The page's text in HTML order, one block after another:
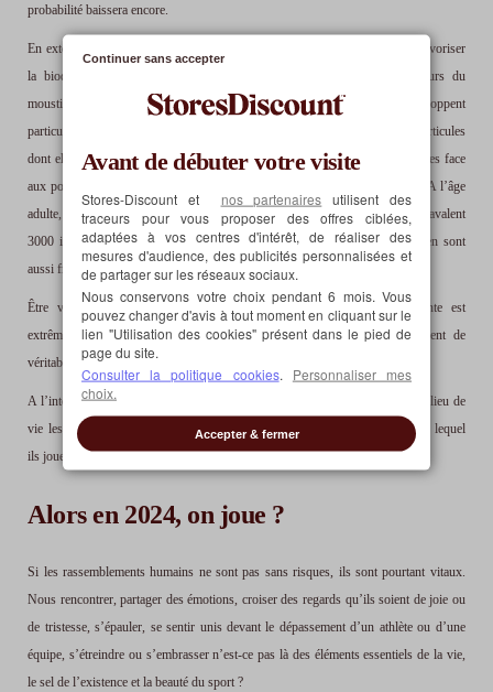
probabilité baissera encore.
En extérieur, des mesures simples peuvent être redoutablement efficaces. Favoriser
la biodiversité de l’environnement proche, c’est aussi attirer les prédateurs du
moustique, et ils sont nombreux ! Les larves de moustique se développent
particulièrement bien dans les eaux stagnantes où elles trouvent des microparticules
dont elles se nourrissent. Mais dans cet environnement, elles sont vulnérables face
aux poissons et aux libellules notamment qui en font volontiers leur repas. A l’âge
adulte, les moustiques sont au menu des hirondelles et des martinets qui avalent
3000 insectes par jour. Les chauves-souris, les grenouilles, les crapauds en sont
aussi friands.
Être vigilant quant à l’assèchement des différents sites d’eau stagnante est
extrêmement important, faute de quoi ces points d’eau croupie deviennent de
véritables paradis propices à la reproduction des moustiques.
A l’intérieur, l’installation d’une
du lieu de
vie les empêchera efficacement d’entrer, sans impact sur l’écosystème dans lequel
ils jouent un rôle non négligeable.
Alors en 2024, on joue ?
Si les rassemblements humains ne sont pas sans risques, ils sont pourtant vitaux.
Nous rencontrer, partager des émotions, croiser des regards qu’ils soient de joie ou
de tristesse, s’épauler, se sentir unis devant le dépassement d’un athlète ou d’une
équipe, s’étreindre ou s’embrasser n’est-ce pas là des éléments essentiels de la vie,
le sel de l’existence et la beauté du sport ?
Avant de débuter votre visite
Stores-Discount et nos partenaires utilisent des
traceurs pour vous proposer des offres ciblées,
adaptées à vos centres d'intérêt, de réaliser des
mesures d'audience, des publicités personnalisées et
de partager sur les réseaux sociaux.
Nous conservons votre choix pendant 6 mois. Vous
pouvez changer d'avis à tout moment en cliquant sur le
lien "Utilisation des cookies" présent dans le pied de
page du site.
Consulter la politique cookies. Personnaliser mes
choix.
Accepter & fermer
Continuer sans accepter